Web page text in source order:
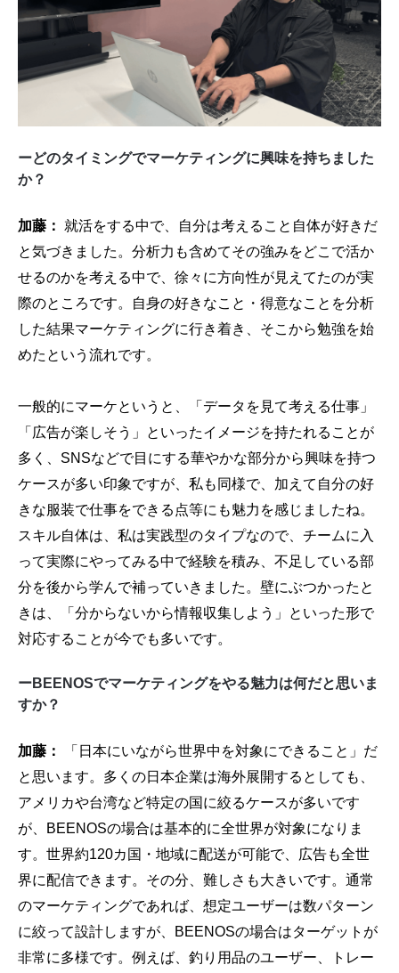
ーどのタイミングでマーケティングに興味を持ちました
か？
加藤：
就活をする中で、自分は考えること自体が好きだ
と気づきました。分析力も含めてその強みをどこで活か
せるのかを考える中で、徐々に方向性が見えてたのが実
際のところです。自身の好きなこと・得意なことを分析
した結果マーケティングに行き着き、そこから勉強を始
めたという流れです。
一般的にマーケというと、「データを見て考える仕事」
「広告が楽しそう」といったイメージを持たれることが
多く、SNSなどで目にする華やかな部分から興味を持つ
ケースが多い印象ですが、私も同様で、加えて自分の好
きな服装で仕事をできる点等にも魅力を感じましたね。
スキル自体は、私は実践型のタイプなので、チームに入
って実際にやってみる中で経験を積み、不足している部
分を後から学んで補っていきました。壁にぶつかったと
きは、「分からないから情報収集しよう」といった形で
対応することが今でも多いです。
ーBEENOSでマーケティングをやる魅力は何だと思いま
すか？
加藤：
「日本にいながら世界中を対象にできること」だ
と思います。多くの日本企業は海外展開するとしても、
アメリカや台湾など特定の国に絞るケースが多いです
が、BEENOSの場合は基本的に全世界が対象になりま
す。世界約120カ国・地域に配送が可能で、広告も全世
界に配信できます。その分、難しさも大きいです。通常
のマーケティングであれば、想定ユーザーは数パターン
に絞って設計しますが、BEENOSの場合はターゲットが
非常に多様です。例えば、釣り用品のユーザー、トレー